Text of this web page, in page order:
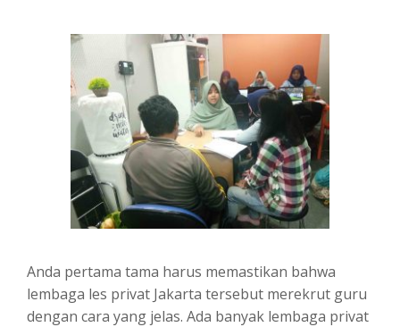
Anda pertama tama harus memastikan bahwa
lembaga les privat Jakarta tersebut merekrut guru
dengan cara yang jelas. Ada banyak lembaga privat